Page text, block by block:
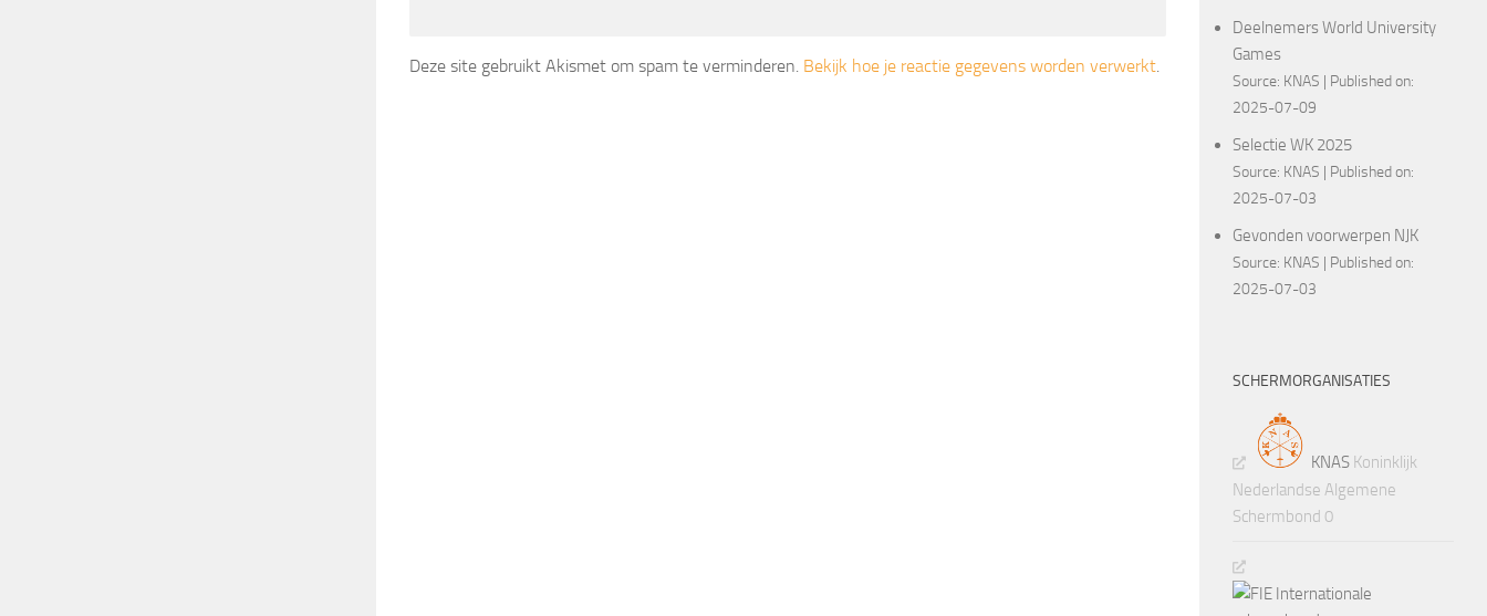
Deze site gebruikt Akismet om spam te verminderen. Bekijk hoe je reactie gegevens worden verwerkt.
Deelnemers World University
Games
Source: KNAS
Published on:
2025-07-09
Selectie WK 2025
Source: KNAS
Published on:
2025-07-03
Gevonden voorwerpen NJK
Source: KNAS
Published on:
2025-07-03
SCHERMORGANISATIES
KNAS Koninklijk
Nederlandse Algemene
Schermbond 0